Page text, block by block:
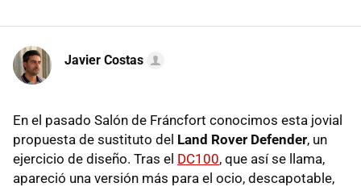
Javier Costas
En el pasado Salón de Fráncfort conocimos esta jovial
propuesta de sustituto del Land Rover Defender, un
ejercicio de diseño. Tras el DC100, que así se llama,
apareció una versión más para el ocio, descapotable,